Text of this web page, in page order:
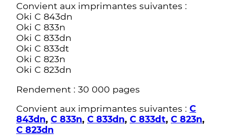
Convient aux imprimantes suivantes :
Oki C 843dn
Oki C 833n
Oki C 833dn
Oki C 833dt
Oki C 823n
Oki C 823dn
Rendement : 30 000 pages
Convient aux imprimantes suivantes : C
843dn, C 833n, C 833dn, C 833dt, C 823n,
C 823dn